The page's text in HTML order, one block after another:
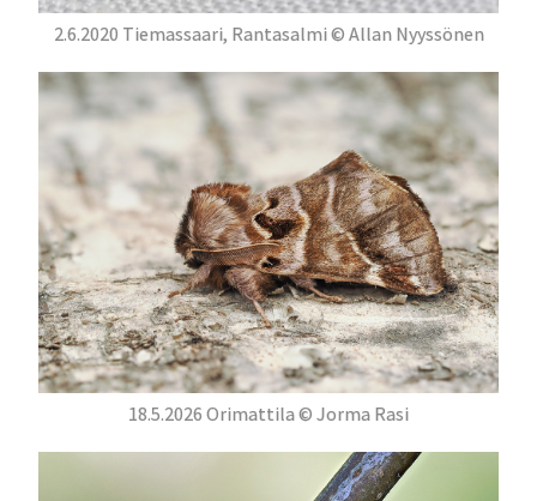
2.6.2020 Tiemassaari, Rantasalmi © Allan Nyyssönen
18.5.2026 Orimattila © Jorma Rasi